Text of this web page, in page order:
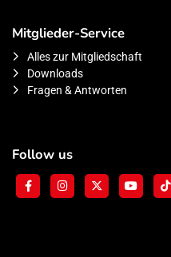
Mitglieder-Service
Alles zur Mitgliedschaft
Downloads
Fragen & Antworten
Follow us